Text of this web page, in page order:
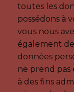
toutes les
possédons à
vous nous
également
données
ne prend pas
à des fins